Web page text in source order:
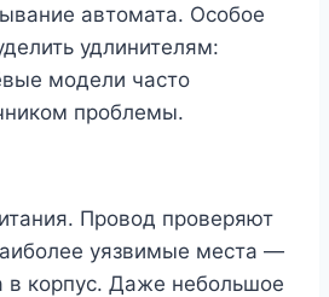
автомата. Особое
удлинителям:
модели часто
проблемы.
Провод проверяют
уязвимые места —
в корпус. Даже небольшое